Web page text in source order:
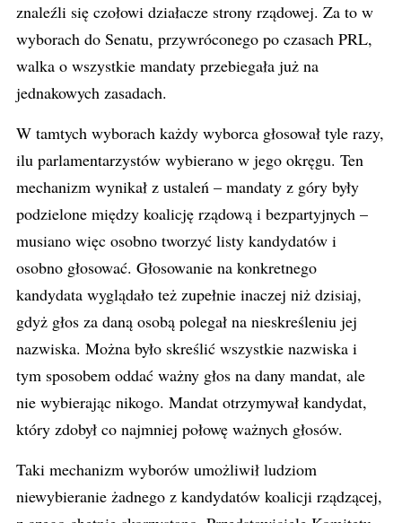
znaleźli się czołowi działacze strony rządowej. Za to w
wyborach do Senatu, przywróconego po czasach PRL,
walka o wszystkie mandaty przebiegała już na
jednakowych zasadach.
W tamtych wyborach każdy wyborca głosował tyle razy,
ilu parlamentarzystów wybierano w jego okręgu. Ten
mechanizm wynikał z ustaleń – mandaty z góry były
podzielone między koalicję rządową i bezpartyjnych –
musiano więc osobno tworzyć listy kandydatów i
osobno głosować. Głosowanie na konkretnego
kandydata wyglądało też zupełnie inaczej niż dzisiaj,
gdyż głos za daną osobą polegał na nieskreśleniu jej
nazwiska. Można było skreślić wszystkie nazwiska i
tym sposobem oddać ważny głos na dany mandat, ale
nie wybierając nikogo. Mandat otrzymywał kandydat,
który zdobył co najmniej połowę ważnych głosów.
Taki mechanizm wyborów umożliwił ludziom
niewybieranie żadnego z kandydatów koalicji rządzącej,